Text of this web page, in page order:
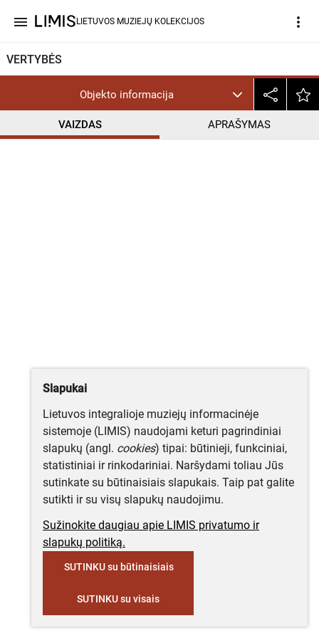
menu LIETUVOS MUZIEJŲ KOLEKCIJOS more_vert
VERTYBĖS
Objekto informacija
VAIZDAS APRAŠYMAS
Slapukai
Lietuvos integralioje muziejų informacinėje
sistemoje (LIMIS) naudojami keturi pagrindiniai
slapukų (angl. cookies) tipai: būtinieji, funkciniai,
statistiniai ir rinkodariniai. Naršydami toliau Jūs
sutinkate su būtinaisiais slapukais. Taip pat galite
sutikti ir su visų slapukų naudojimu.
Sužinokite daugiau apie LIMIS privatumo ir
slapukų politiką.
SUTINKU su būtinaisiais
SUTINKU su visais